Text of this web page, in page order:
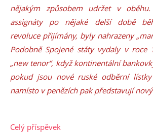
nějakým způsobem udržet v
assignáty po nějaké delší době
revoluce přijímány, byly nahrazeny
Podobně Spojené státy vydaly v roce
„new tenor“, když kontinentální
pokud jsou nové ruské odběrní
namísto v penězích pak představují
Celý příspěvek